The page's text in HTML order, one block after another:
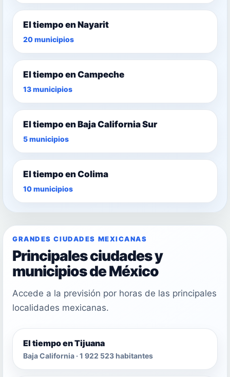
El tiempo en Nayarit
20 municipios
El tiempo en Campeche
13 municipios
El tiempo en Baja California Sur
5 municipios
El tiempo en Colima
10 municipios
GRANDES CIUDADES MEXICANAS
Principales ciudades y
municipios de México
Accede a la previsión por horas de las principales
localidades mexicanas.
El tiempo en Tijuana
Baja California · 1 922 523 habitantes